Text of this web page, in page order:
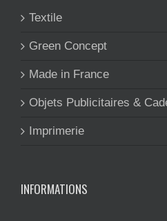
Textile
Green Concept
Made in France
Objets Publicitaires &
Imprimerie
INFORMATIONS